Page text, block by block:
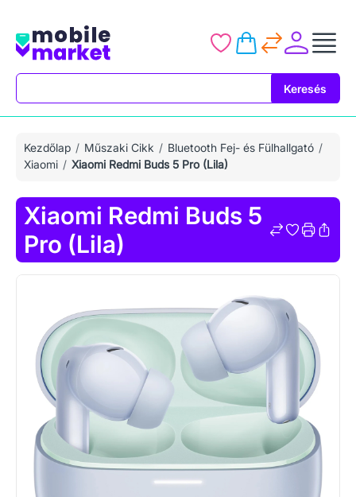
Keresés
Kezdőlap Műszaki Cikk
Bluetooth Fej- és Fülhallgató
Xiaomi
Xiaomi Redmi Buds 5 Pro (Lila)
Xiaomi Redmi Buds 5
Pro (Lila)